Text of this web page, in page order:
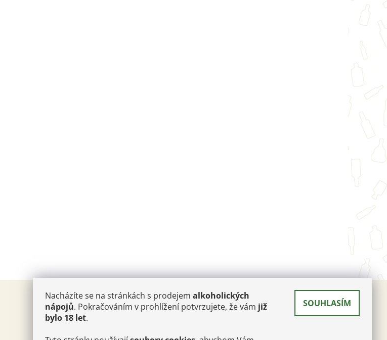
AKTUALITY
12.10.2025 PÁROVÁNÍ KAVIÁRU A
ŠAMPAŇSKÉHO: UMĚNÍ, KTERÉ
MUSÍTE OVLÁDNOUT
25.6.2024
Kam v Champagni:
Nacházíte se na stránkách s prodejem alkoholických
nápojů. Pokračováním v prohlížení potvrzujete, že vám již
bylo 18 let.
SOUHLASÍM